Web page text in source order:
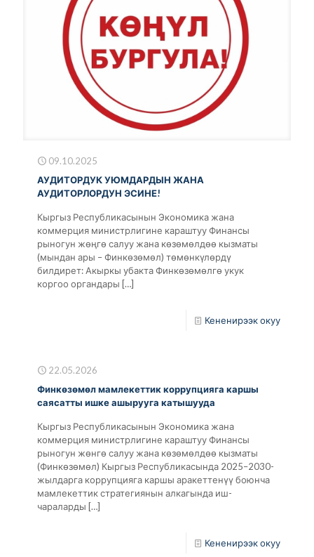
09.10.2025
АУДИТОРДУК УЮМДАРДЫН ЖАНА
АУДИТОРЛОРДУН ЭСИНЕ!
Кыргыз Республикасынын Экономика жана
коммерция министрлигине караштуу Финансы
рыногун жөңгө салуу жана көзөмөлдөө кызматы
(мындан ары – Финкөзөмөл) төмөнкүлөрдү
билдирет: Акыркы убакта Финкөзөмөлгө укук
коргоо органдары […]
Кененирээк окуу
22.05.2026
Финкөзөмөл мамлекеттик коррупцияга каршы
саясатты ишке ашырууга катышууда
Кыргыз Республикасынын Экономика жана
коммерция министрлигине караштуу Финансы
рыногун жөнгө салуу жана көзөмөлдөө кызматы
(Финкөзөмөл) Кыргыз Республикасында 2025–2030-
жылдарга коррупцияга каршы аракеттенүү боюнча
мамлекеттик стратегиянын алкагында иш-
чараларды […]
Кененирээк окуу